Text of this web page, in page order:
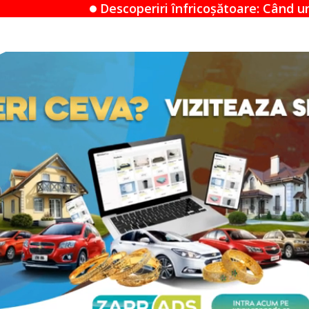
înfricoșătoare: Când un Airbnb devine un